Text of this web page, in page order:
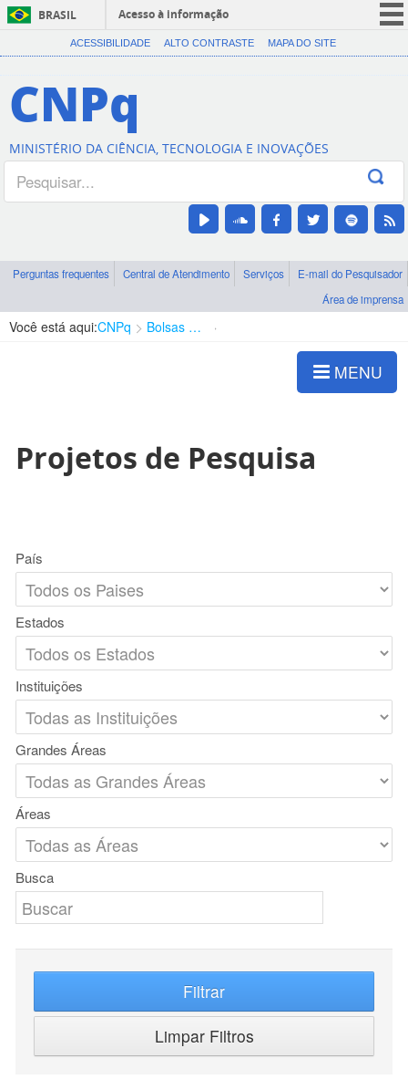
BRASIL
Acesso à informação
CORONAVÍRUS (COVID-19)
Canais
ACESSIBILIDADE ALTO CONTRASTE MAPA DO SITE
CNPq
MINISTÉRIO DA CIÊNCIA, TECNOLOGIA E INOVAÇÕES
Perguntas frequentes Central de Atendimento Serviços
E-mail do Pesquisador
Área de imprensa
Você está aqui:CNPq Bolsas e Auxílios Vigentes
MENU
Projetos de Pesquisa
País
Estados
Instituições
Grandes Áreas
Áreas
Busca
Filtrar
Limpar Filtros